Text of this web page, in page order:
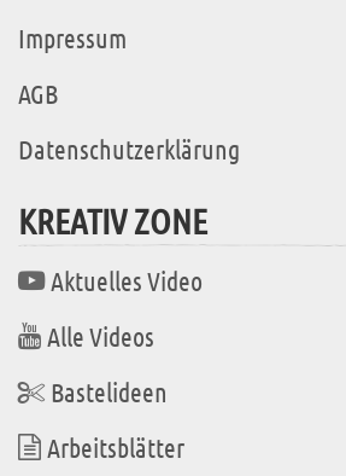
Impressum
AGB
Datenschutzerklärung
KREATIV ZONE
Aktuelles Video
Alle Videos
Bastelideen
Arbeitsblätter